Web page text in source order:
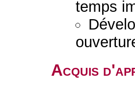
temps
Acquis